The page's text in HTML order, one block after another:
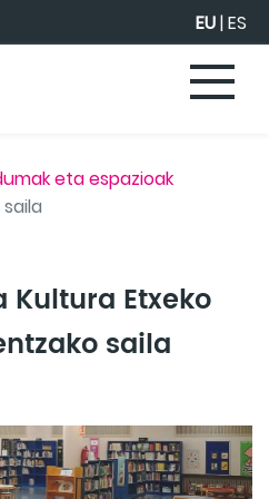
EU|ES
eta espazioak
Kultura Etxeko
saila